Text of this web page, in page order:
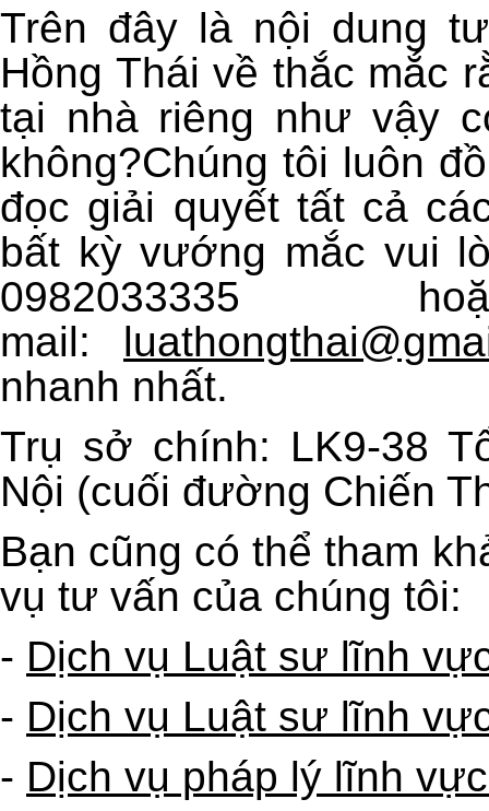
Trên đây là nội dung
Hồng Thái về thắc mắc
tại nhà riêng như vậy
không?Chúng tôi luôn
đọc giải quyết tất cả
bất kỳ vướng mắc vui
mail:
nhanh nhất.
Trụ sở chính: LK9-38
Nội (cuối đường Chiến
Bạn cũng có thể tham
vụ tư vấn của chúng tôi:
- Dịch vụ Luật sư lĩnh
- Dịch vụ Luật sư lĩnh
- Dịch vụ pháp lý lĩnh